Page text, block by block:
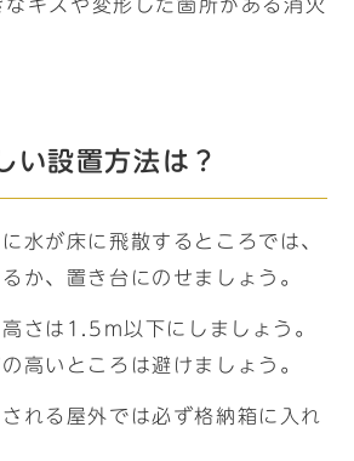
キズや変形した箇所がある消火
い設置方法は？
水が床に飛散するところでは、
か、置き台にのせましょう。
さは1.5m以下にしましょう。
高いところは避けましょう。
れる屋外では必ず格納箱に入れ